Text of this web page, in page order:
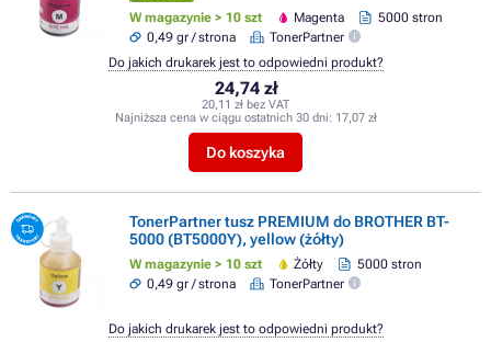
W magazynie > 10 szt Magenta
5000 stron
0,49 gr / strona
TonerPartner
24,74 zł
20,11 zł bez VAT
Najniższa cena w ciągu ostatnich 30 dni: 17,07 zł
Do koszyka
Do jakich drukarek jest to odpowiedni produkt?
TonerPartner tusz PREMIUM do BROTHER BT-
5000 (BT5000Y), yellow (żółty)
W magazynie > 10 szt Żółty
5000 stron
0,49 gr / strona
TonerPartner
Do jakich drukarek jest to odpowiedni produkt?